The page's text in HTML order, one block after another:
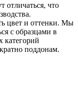
отличаться, что
цвет и оттенки. Мы
с образцами в
категорий
поддонам.